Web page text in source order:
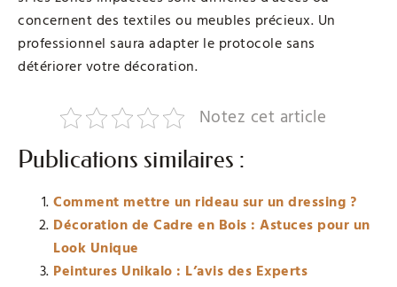
concernent des textiles ou meubles précieux. Un
professionnel saura adapter le protocole sans
détériorer votre décoration.
Notez cet article
Publications similaires :
Comment mettre un rideau sur un dressing ?
Décoration de Cadre en Bois : Astuces pour un
Look Unique
Peintures Unikalo : L’avis des Experts